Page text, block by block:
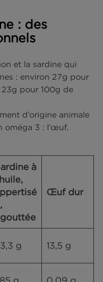
! De plus, les acides
une fonction
de 250 mg
aussi des bienfaits
du cerveau. Toutes
atouts santé !
pour le
: des
thon et la sardine qui
: environ 27g
et 23g pour 100g de